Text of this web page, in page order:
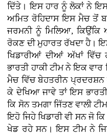
ਦਿੱਤੇ। ਇਸ ਹਾਰ ਨੂੰ ਲੋਕਾਂ ਨੇ
ਅਮਿਤ ਰੋਹਿਦਾਸ ਇਸ ਮੈਚ ਤੋਂ
ਜਰਮਨੀ ਨੂੰ ਮਿਲਿਆ, ਕਿਉਂਕਿ
ਰੋਕਣ ਦੀ ਮੁਹਾਰਤ ਰੱਖਦਾ ਹੈ।
ਖਿਡਾਰੀਆਂ ਦੀਆਂ ਅੱਖਾਂ
ਭਾਰਤੀ ਹਾਕੀ ਟੀਮ ਨੇ ਇਕ
ਮੈਚ ਵਿੱਚ ਬੇਹਤਰੀਨ
ਕੇ ਦੇਖਿਆ ਜਾਵੇ ਤਾਂ ਇਸ
ਕਿ ਸੋਨ ਤਮਗਾ ਜਿੱਤਣ ਵਾਲੀ
ਇਹੋ ਜਿਹੇ ਖਿਡਾਰੀ ਵੀ ਸਨ ਜੋ
ਖੇਡ ਰਹੇ ਸਨ। ਇਸ ਟੀਮ ਨੇ